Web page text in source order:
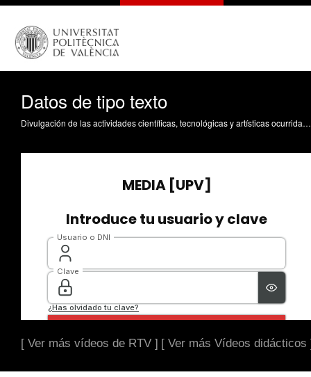
Datos de tipo texto
Divulgación de las actividades científicas, tecnológicas y artísticas ocurridas en los tres campus de la UPV
[ Ver más vídeos de RTV ] [ Ver más Vídeos didácticos